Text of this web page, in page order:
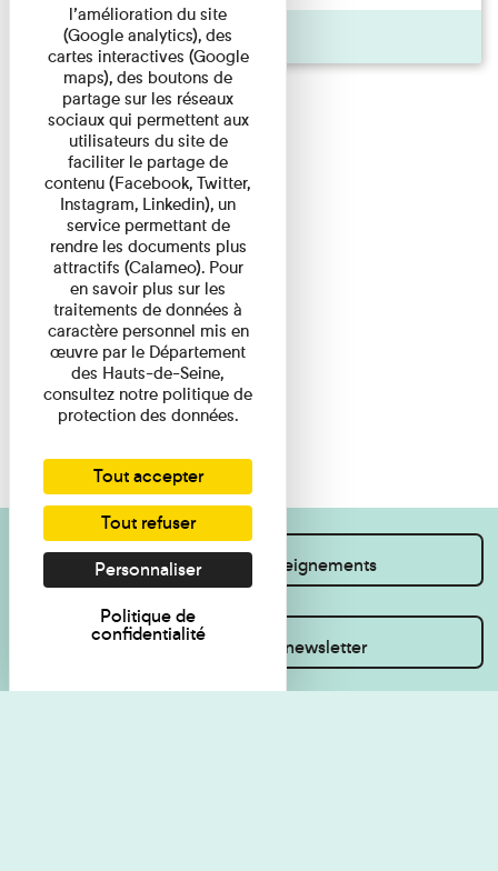
Pages
Je souhaite des renseignements
Inscrivez-vous à la newsletter
l’amélioration du site
(Google analytics), des
cartes interactives (Google
maps), des boutons de
partage sur les réseaux
sociaux qui permettent aux
utilisateurs du site de
faciliter le partage de
contenu (Facebook, Twitter,
Instagram, Linkedin), un
service permettant de
rendre les documents plus
attractifs (Calameo). Pour
en savoir plus sur les
traitements de données à
caractère personnel mis en
œuvre par le Département
des Hauts-de-Seine,
consultez notre politique de
protection des données.
Tout accepter
Tout refuser
Personnaliser
Politique de
confidentialité